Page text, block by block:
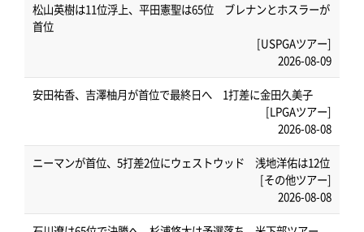
松山英樹は11位浮上、平田憲聖は65位 ブレナンとホスラーが
首位
[USPGAツアー]
2026-08-09
安田祐香、吉澤柚月が首位で最終日へ 1打差に金田久美子
[LPGAツアー]
2026-08-08
ニーマンが首位、5打差2位にウェストウッド 浅地洋佑は12位
[その他ツアー]
2026-08-08